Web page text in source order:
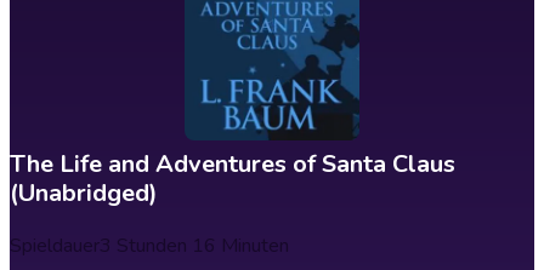
The Life and Adventures of Santa Claus
(Unabridged)
Spieldauer3 Stunden 16 Minuten